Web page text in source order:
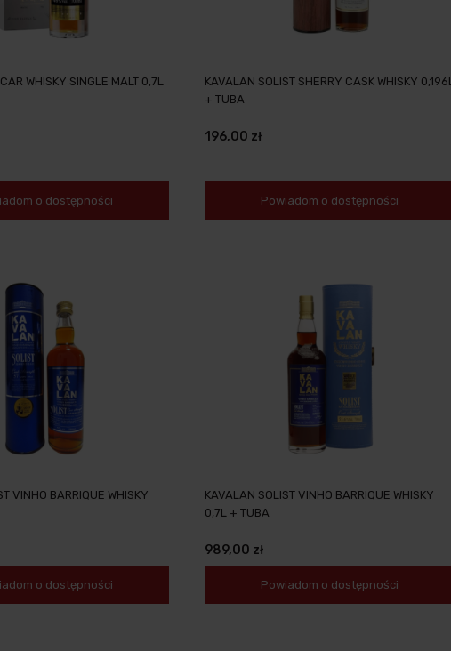
WHISKY SINGLE MALT 0,7L
o dostępności
KAVALAN SOLIST SHERRY CASK WHISKY 0,196L
+ TUBA
196,00 zł
Powiadom o dostępności
VINHO BARRIQUE WHISKY
o dostępności
KAVALAN SOLIST VINHO BARRIQUE WHISKY
0,7L + TUBA
989,00 zł
Powiadom o dostępności